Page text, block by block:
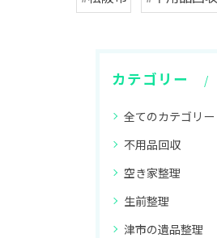
カテゴリー
全てのカテゴリー
不用品回収
空き家整理
生前整理
津市の遺品整理